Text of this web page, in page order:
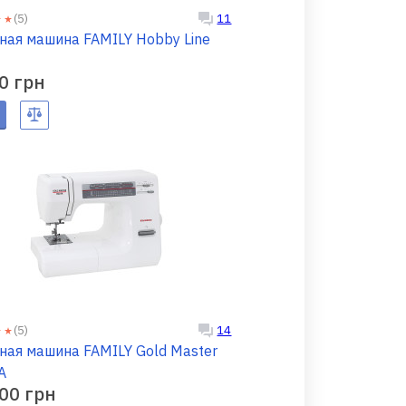
(5) 11
машина FAMILY Hobby Line
грн
(5) 14
машина FAMILY Gold Master
грн